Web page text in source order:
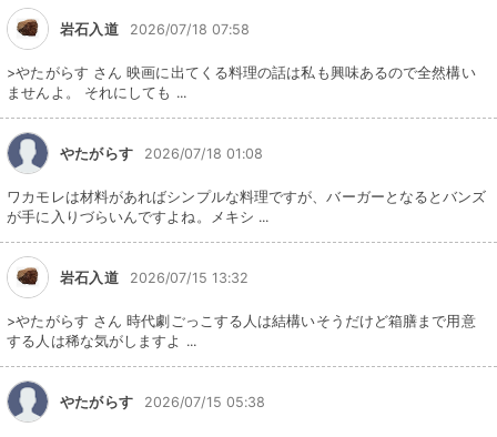
岩石入道 2026/07/18 07:58
>やたがらす さん 映画に出てくる料理の話は私も興味あるので全然構い
ませんよ。 それにしても ...
やたがらす 2026/07/18 01:08
ワカモレは材料があればシンプルな料理ですが、バーガーとなるとバンズ
が手に入りづらいんですよね。メキシ ...
岩石入道 2026/07/15 13:32
>やたがらす さん 時代劇ごっこする人は結構いそうだけど箱膳まで用意
する人は稀な気がしますよ ...
やたがらす 2026/07/15 05:38